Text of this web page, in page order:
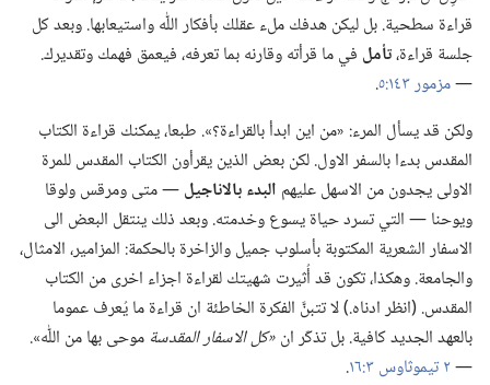
قراءة سطحية.‏ بل ليكن هدفك ملء عقلك بأفكار اللّٰه واستيعابها.‏ وبعد كل
جلسة قراءة،‏تأمل في ما قرأته وقارنه بما تعرفه،‏ فيعمق فهمك وتقديرك.‏
—‏مزمور ١٤٣:‏٥
‏.‏
ولكن قد يسأل المرء:‏ «من اين ابدأ بالقراءة؟‏».‏ طبعا،‏ يمكنك قراءة الكتاب
المقدس بدءا بالسفر الاول.‏ لكن بعض الذين يقرأون الكتاب المقدس للمرة
الاولى يجدون من الاسهل عليهم البدء بالاناجيل—‏ متى ومرقس ولوقا
ويوحنا —‏ التي تسرد حياة يسوع وخدمته.‏ وبعد ذلك ينتقل البعض الى
الاسفار الشعرية المكتوبة بأسلوب جميل والزاخرة بالحكمة:‏ المزامير،‏ الامثال،‏
والجامعة.‏ وهكذا،‏ تكون قد أُثيرت شهيتك لقراءة اجزاء اخرى من الكتاب
المقدس.‏ (‏انظر ادناه.‏)‏ لا تتبنَّ الفكرة الخاطئة ان قراءة ما يُعرف عموما
بالعهد الجديد كافية.‏ بل تذكّر ان‏«كل الاسفار المقدسة موحى بها من اللّٰه».‏
—‏٢ تيموثاوس ٣:‏١٦
‏.‏